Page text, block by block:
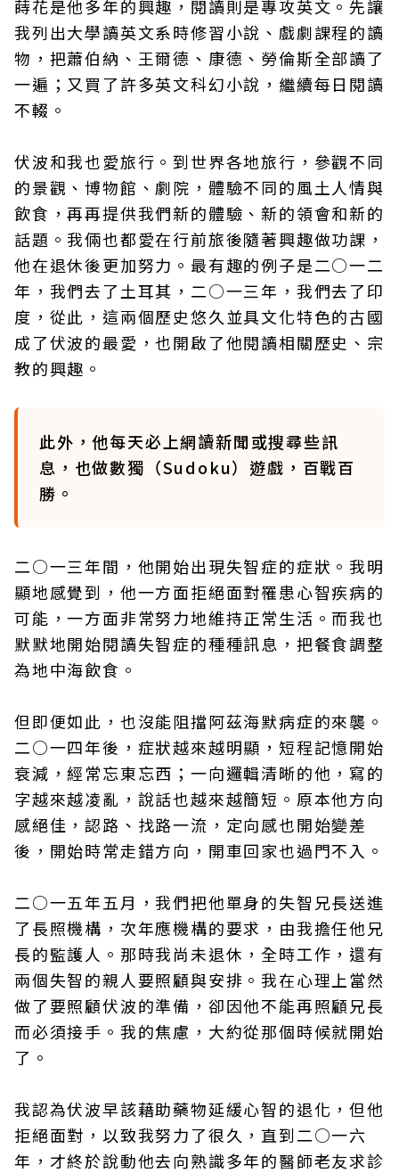
蒔花是他多年的興趣，閱讀則是專攻英文。先讓
我列出大學讀英文系時修習小說、戲劇課程的讀
物，把蕭伯納、王爾德、康德、勞倫斯全部讀了
一遍；又買了許多英文科幻小說，繼續每日閱讀
不輟。
伏波和我也愛旅行。到世界各地旅行，參觀不同
的景觀、博物館、劇院，體驗不同的風土人情與
飲食，再再提供我們新的體驗、新的領會和新的
話題。我倆也都愛在行前旅後隨著興趣做功課，
他在退休後更加努力。最有趣的例子是二○一二
年，我們去了土耳其，二○一三年，我們去了印
度，從此，這兩個歷史悠久並具文化特色的古國
成了伏波的最愛，也開啟了他閱讀相關歷史、宗
教的興趣。
此外，他每天必上網讀新聞或搜尋些訊
息，也做數獨（Sudoku）遊戲，百戰百
勝。
二○一三年間，他開始出現失智症的症狀。我明
顯地感覺到，他一方面拒絕面對罹患心智疾病的
可能，一方面非常努力地維持正常生活。而我也
默默地開始閱讀失智症的種種訊息，把餐食調整
為地中海飲食。
但即便如此，也沒能阻擋阿茲海默病症的來襲。
二○一四年後，症狀越來越明顯，短程記憶開始
衰減，經常忘東忘西；一向邏輯清晰的他，寫的
字越來越凌亂，說話也越來越簡短。原本他方向
感絕佳，認路、找路一流，定向感也開始變差
後，開始時常走錯方向，開車回家也過門不入。
二○一五年五月，我們把他單身的失智兄長送進
了長照機構，次年應機構的要求，由我擔任他兄
長的監護人。那時我尚未退休，全時工作，還有
兩個失智的親人要照顧與安排。我在心理上當然
做了要照顧伏波的準備，卻因他不能再照顧兄長
而必須接手。我的焦慮，大約從那個時候就開始
了。
我認為伏波早該藉助藥物延緩心智的退化，但他
拒絕面對，以致我努力了很久，直到二○一六
年，才終於說動他去向熟識多年的醫師老友求診